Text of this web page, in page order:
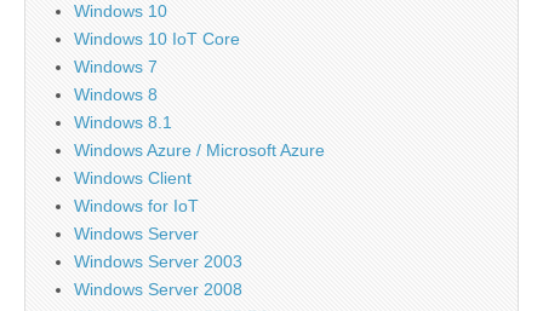
Windows 10
Windows 10 IoT Core
Windows 7
Windows 8
Windows 8.1
Windows Azure / Microsoft Azure
Windows Client
Windows for IoT
Windows Server
Windows Server 2003
Windows Server 2008